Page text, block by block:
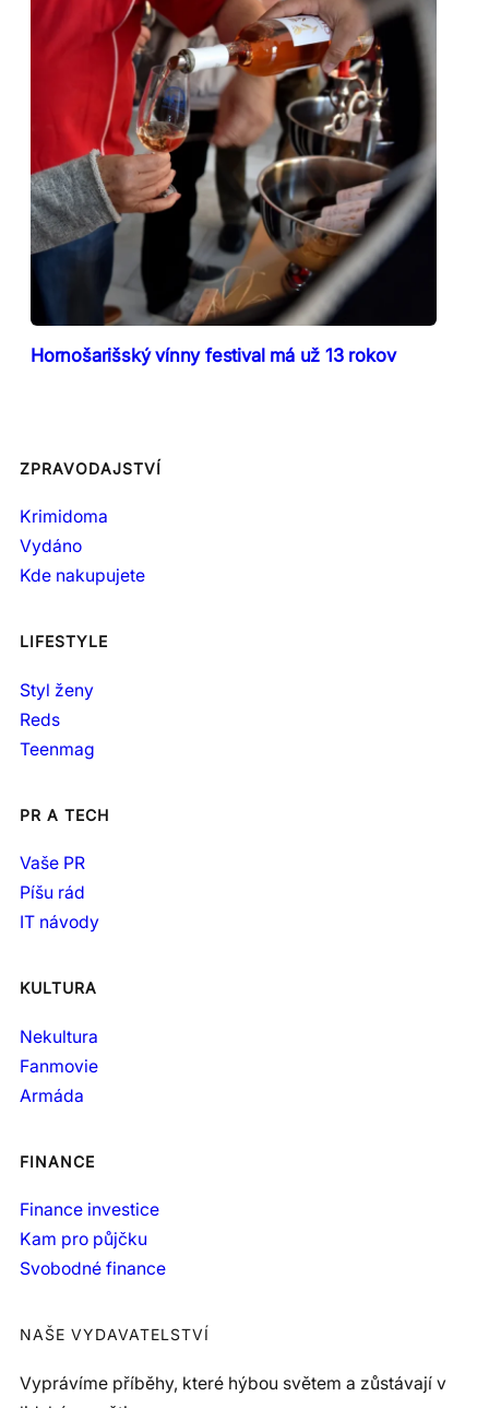
Hornošarišský vínny festival má už 13 rokov
ZPRAVODAJSTVÍ
Krimidoma
Vydáno
Kde nakupujete
LIFESTYLE
Styl ženy
Reds
Teenmag
PR A TECH
Vaše PR
Píšu rád
IT návody
KULTURA
Nekultura
Fanmovie
Armáda
FINANCE
Finance investice
Kam pro půjčku
Svobodné finance
NAŠE VYDAVATELSTVÍ
Vyprávíme příběhy, které hýbou světem a zůstávají v